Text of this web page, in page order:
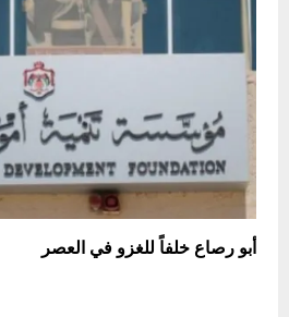
أبو رصاع خلفاً للغزو في العصر